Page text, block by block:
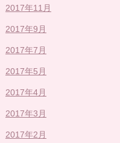
2017年11月
2017年9月
2017年7月
2017年5月
2017年4月
2017年3月
2017年2月